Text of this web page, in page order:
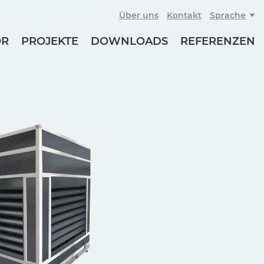
Über uns Kontakt Sprache
PROJEKTE DOWNLOADS REFERENZEN